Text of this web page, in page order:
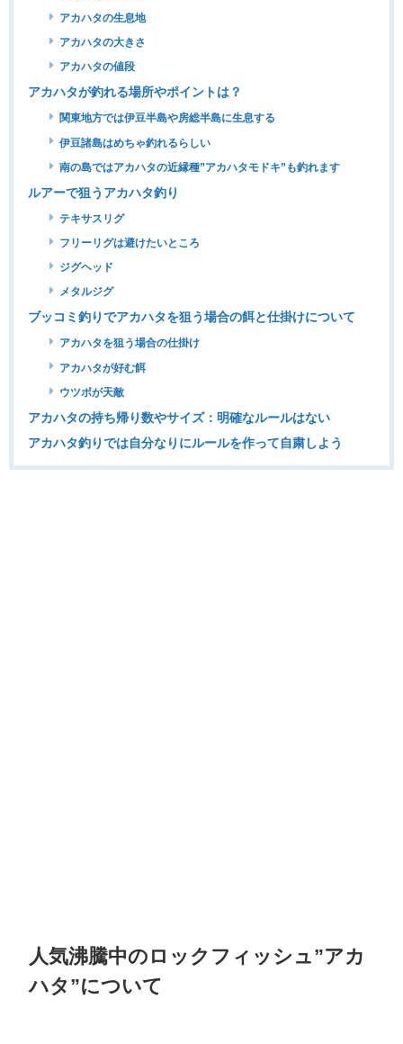
アカハタの生息地
アカハタの大きさ
アカハタの値段
アカハタが釣れる場所やポイントは？
関東地方では伊豆半島や房総半島に生息する
伊豆諸島はめちゃ釣れるらしい
南の島ではアカハタの近縁種”アカハタモドキ”も釣れます
ルアーで狙うアカハタ釣り
テキサスリグ
フリーリグは避けたいところ
ジグヘッド
メタルジグ
ブッコミ釣りでアカハタを狙う場合の餌と仕掛けについて
アカハタを狙う場合の仕掛け
アカハタが好む餌
ウツボが天敵
アカハタの持ち帰り数やサイズ：明確なルールはない
アカハタ釣りでは自分なりにルールを作って自粛しよう
人気沸騰中のロックフィッシュ”アカ
ハタ”について